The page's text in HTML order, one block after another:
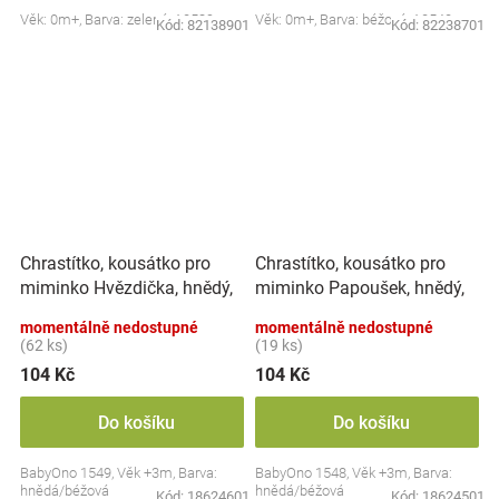
Věk: 0m+, Barva: zelená, A0539
Kód: 82138901 Věk: 0m+, Barva: béžová, A0540
Kód: 82238701
Chrastítko, kousátko pro
miminko Hvězdička, hnědý,
momentálně nedostupné
(62 ks)
104 Kč
Do košíku
BabyOno 1549, Věk +3m, Barva:
hnědá/béžová
Kód: 18624601
Chrastítko, kousátko pro
miminko Papoušek, hnědý,
momentálně nedostupné
(19 ks)
104 Kč
Do košíku
BabyOno 1548, Věk +3m, Barva:
hnědá/béžová
Kód: 18624501